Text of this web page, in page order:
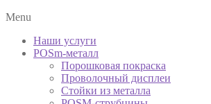
Menu
Наши услуги
POSm-металл
Порошковая покраска
Проволочный дисплеи
Стойки из металла